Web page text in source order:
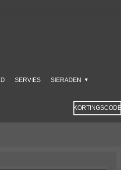
SERVIES SIERADEN
KORTINGSCODE